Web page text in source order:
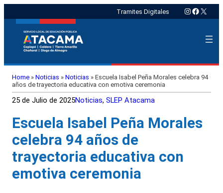
Tramites Digitales Instagram
X
Home » Noticias » Noticias » Escuela Isabel Peña Morales celebra 94
años de trayectoria educativa con emotiva ceremonia
25 de Julio de 2025Noticias, SLEP Atacama
Escuela Isabel Peña Morales
celebra 94 años de
trayectoria educativa con
emotiva ceremonia